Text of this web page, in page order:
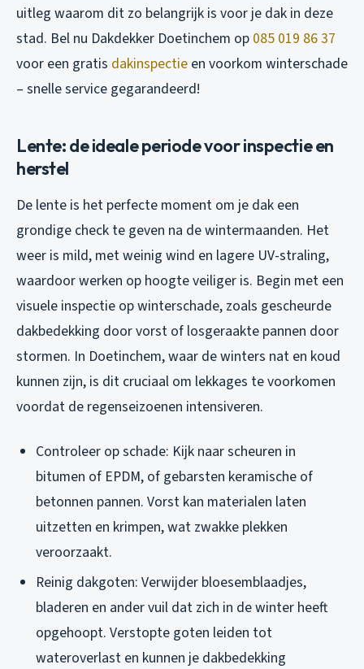
uitleg waarom dit zo belangrijk is voor je dak in deze
stad. Bel nu Dakdekker Doetinchem op 085 019 86 37
voor een gratis dakinspectie en voorkom winterschade
– snelle service gegarandeerd!
Lente: de ideale periode voor inspectie en
herstel
De lente is het perfecte moment om je dak een
grondige check te geven na de wintermaanden. Het
weer is mild, met weinig wind en lagere UV-straling,
waardoor werken op hoogte veiliger is. Begin met een
visuele inspectie op winterschade, zoals gescheurde
dakbedekking door vorst of losgeraakte pannen door
stormen. In Doetinchem, waar de winters nat en koud
kunnen zijn, is dit cruciaal om lekkages te voorkomen
voordat de regenseizoenen intensiveren.
Controleer op schade: Kijk naar scheuren in
bitumen of EPDM, of gebarsten keramische of
betonnen pannen. Vorst kan materialen laten
uitzetten en krimpen, wat zwakke plekken
veroorzaakt.
Reinig dakgoten: Verwijder bloesemblaadjes,
bladeren en ander vuil dat zich in de winter heeft
opgehoopt. Verstopte goten leiden tot
wateroverlast en kunnen je dakbedekking